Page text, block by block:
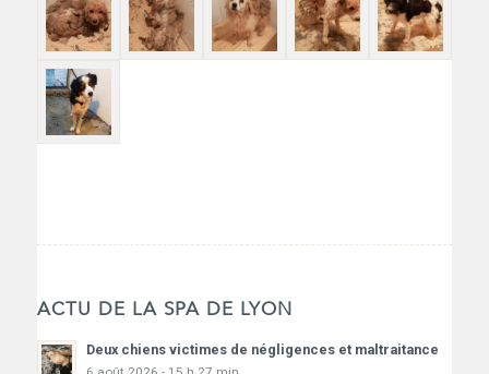
ACTU DE LA SPA DE LYON
Deux chiens victimes de négligences et maltraitance